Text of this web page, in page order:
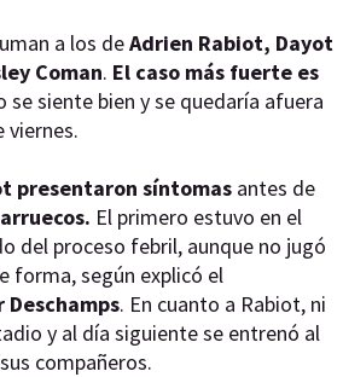
a los deAdrien Rabiot, Dayot
Coman. El caso más fuerte es
se siente bien y se quedaría afuera
viernes.
presentaron síntomas antes de
El primero estuvo en el
del proceso febril, aunque no jugó
forma, según explicó el
Deschamps. En cuanto a Rabiot, ni
y al día siguiente se entrenó al
compañeros.